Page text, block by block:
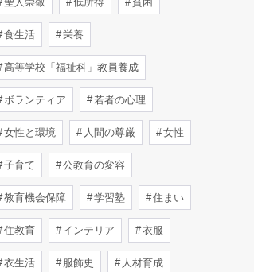
食生活 栄養
高等学校「福祉科」教員養成
ボランティア 若者の心理
女性と環境 人間の尊厳 女性
子育て 公教育の変容
教育機会保障 学習塾 住まい
住教育 インテリア 衣服
衣生活 服飾史 人材育成